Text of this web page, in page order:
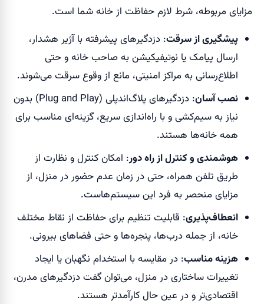
مزایای مربوطه، شرط لازم حفاظت از خانه شما است.
پیشگیری از سرقت: دزدگیرهای پیشرفته با آژیر هشدار،
ارسال پیامک یا نوتیفیکیشن به صاحب خانه و حتی
اطلاع‌رسانی به مراکز امنیتی، مانع از وقوع سرقت می‌شوند.
نصب آسان
: دزدگیرهای پلاگ‌اند‌پلی (Plug and Play) بدون
نیاز به سیم‌کشی و با راه‌اندازی سریع، گزینه‌ای مناسب برای
همه خانه‌ها هستند.
هوشمندی و کنترل از راهدور: امکان کنترل و نظارت از
طریق تلفن همراه، حتی در زمان عدم حضور در منزل، از
مزایای منحصر به فرد این سیستم‌هاست.
انعطاف‌پذیری: قابلیت تنظیم برای حفاظت از نقاط مختلف
خانه، از جمله درب‌ها، پنجره‌ها و حتی فضاهای بیرونی.
هزینه مناسب: در مقایسه با استخدام نگهبان یا ایجاد
تغییرات ساختاری در منزل، می‌توان گفت دزدگیرهای مدرن،
اقتصادی‌تر و در عین حال کارآمدتر هستند.